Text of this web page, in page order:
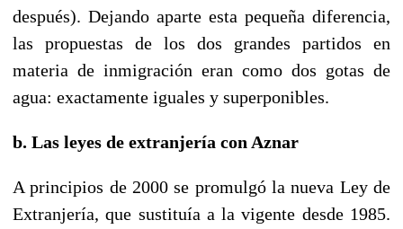
después). Dejando aparte esta pequeña diferencia,
las propuestas de los dos grandes partidos en
materia de inmigración eran como dos gotas de
agua: exactamente iguales y superponibles.
b. Las leyes de extranjería con Aznar
A principios de 2000 se promulgó la nueva Ley de
Extranjería, que sustituía a la vigente desde 1985.